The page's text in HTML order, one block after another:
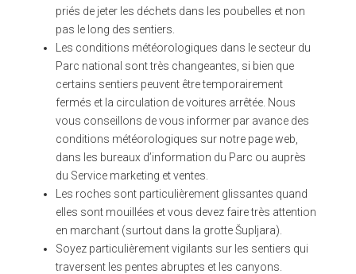
priés de jeter les déchets dans les poubelles et non
pas le long des sentiers.
Les conditions météorologiques dans le secteur du
Parc national sont très changeantes, si bien que
certains sentiers peuvent être temporairement
fermés et la circulation de voitures arrêtée. Nous
vous conseillons de vous informer par avance des
conditions météorologiques sur notre page web,
dans les bureaux d’information du Parc ou auprès
du Service marketing et ventes.
Les roches sont particulièrement glissantes quand
elles sont mouillées et vous devez faire très attention
en marchant (surtout dans la grotte Šupljara).
Soyez particulièrement vigilants sur les sentiers qui
traversent les pentes abruptes et les canyons.